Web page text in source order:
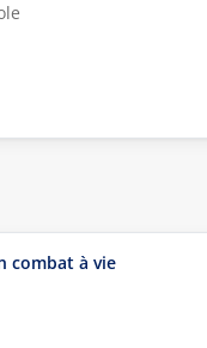
combat à vie